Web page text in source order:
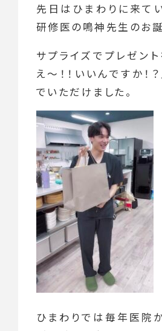
先日はひまわりに来て
研修医の鳴神先生のお誕
サプライズでプレゼント
え～！！いいんですか！
でいただけました。
ひまわりでは毎年医院